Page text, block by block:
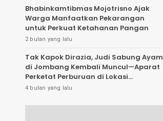
Bhabinkamtibmas Mojotrisno Ajak
Warga Manfaatkan Pekarangan
untuk Perkuat Ketahanan Pangan
2 bulan yang lalu
Tak Kapok Dirazia, Judi Sabung Ayam
di Jombang Kembali Muncul—Aparat
Perketat Perburuan di Lokasi
Tersembunyi
4 bulan yang lalu